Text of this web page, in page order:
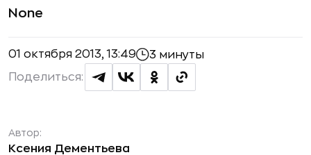
None
01 октября 2013, 13:49 3 минуты
Поделиться:
Автор:
Ксения Дементьева